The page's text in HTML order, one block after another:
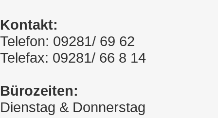
Kontakt:
Telefon: 09281/ 69 62
Telefax: 09281/ 66 8 14
Bürozeiten:
Dienstag & Donnerstag